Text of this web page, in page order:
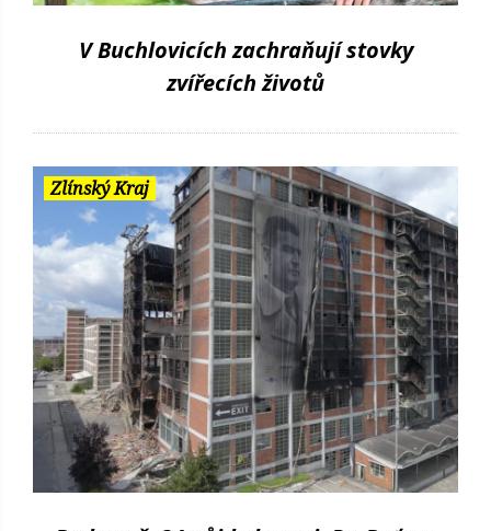
V Buchlovicích zachraňují stovky
zvířecích životů
Zlínský Kraj